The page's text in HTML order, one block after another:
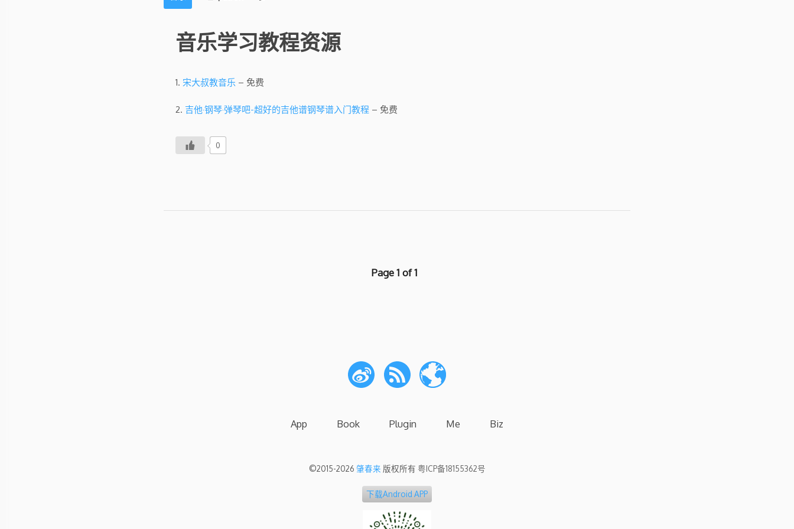
音乐学习教程资源
1. 宋大叔教音乐 – 免费
2. 吉他·钢琴·弹琴吧-超好的吉他谱钢琴谱入门教程 – 免费
0
Page 1 of 1
App Book Plugin Me Biz
©2015-2026 肇春来 版权所有 粤ICP备18155362号
下载Android APP